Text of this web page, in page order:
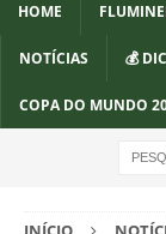
HOME
NOTÍCIAS 💰
COPA DO MUNDO